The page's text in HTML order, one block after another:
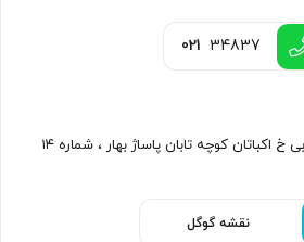
021 34837
اکباتان کوچه تابان پاساژ بهار ، شماره ۱۴
نقشه گوگل